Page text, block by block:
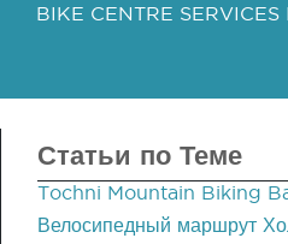
BIKE CENTRE
Статьи по Теме
Tochni Mountain Biking
Велосипедный маршрут